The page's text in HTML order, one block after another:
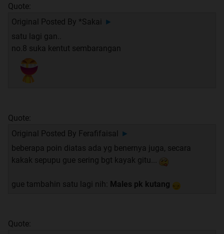
Quote:
Original Posted By *Sakai ►
satu lagi gan..
no.8 suka kentut sembarangan
Quote:
Original Posted By Ferafifaisal
►
beberapa poin diatas ada yg benernya juga, secara
kakak sepupu gue sering bgt kayak gitu...
gue tambahin satu lagi nih: Males pk kutang
Quote: